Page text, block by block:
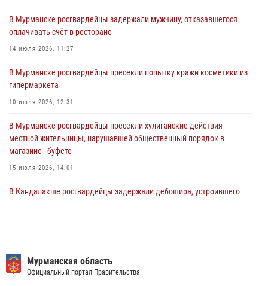
30 июля 2026, 14:09
В Управлении Росгвардии по Мурманской области прошло пожарно-
30 июля 2026, 14:05
В Управлении Росгвардии по Мурманской области состоялось
равноапостольного великого князя Владимира
29 июля 2026, 12:17 4
В Мурманске росгвардейцы задержали мужчину, отказавшегося
оплачивать счёт в ресторане
14 июля 2026, 11:27
В Мурманске росгвардейцы пресекли попытку кражи косметики из
гипермаркета
10 июля 2026, 12:31
В Мурманске росгвардейцы пресекли хулиганские действия
местной жительницы, нарушавшей общественный порядок в
магазине - буфете
15 июля 2026, 14:01
В Кандалакше росгвардейцы задержали дебошира, устроившего
избирательной комиссии обсудили алгоритмы обеспечения
безопасности в период выборов
Мурманская область
Официальный портал Правительства